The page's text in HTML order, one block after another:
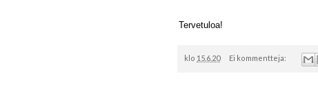
Tervetuloa!
klo 15.6.20 Ei kommentteja: